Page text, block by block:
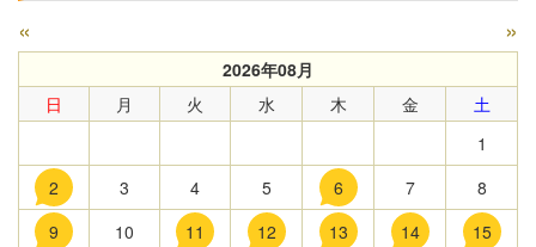
« »
2026年08月
日
月 火 水 木 金
土
1
2
3 4 5 6 7
8
9
10 11 12 13 14
15